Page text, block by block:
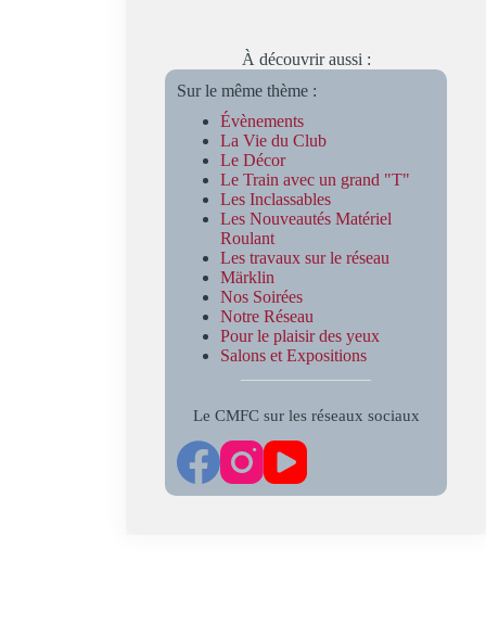
À découvrir aussi :
Sur le même thème :
Évènements
La Vie du Club
Le Décor
Le Train avec un grand "T"
Les Inclassables
Les Nouveautés Matériel
Roulant
Les travaux sur le réseau
Märklin
Nos Soirées
Notre Réseau
Pour le plaisir des yeux
Salons et Expositions
Le CMFC sur les réseaux sociaux